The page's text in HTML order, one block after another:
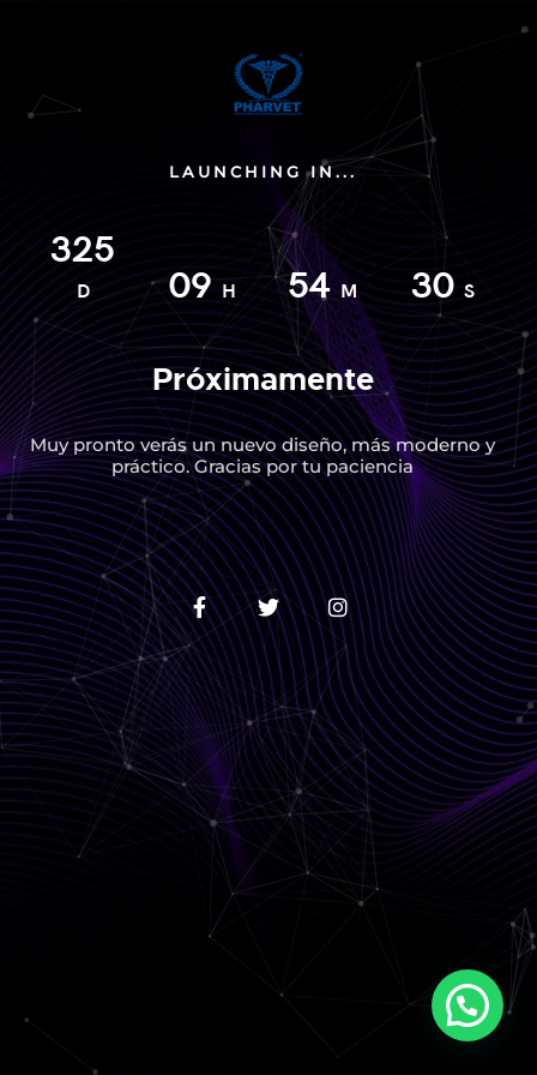
LAUNCHING IN...
325
D 09H 54 M 30 S
Próximamente
Muy pronto verás un nuevo diseño, más moderno y
práctico. Gracias por tu paciencia